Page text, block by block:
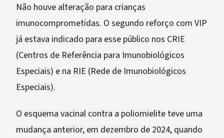
Não houve alteração para crianças
imunocomprometidas. O segundo reforço com VIP
já estava indicado para esse público nos CRIE
(Centros de Referência para Imunobiológicos
Especiais) e na RIE (Rede de Imunobiológicos
Especiais).
O esquema vacinal contra a poliomielite teve uma
mudança anterior, em dezembro de 2024, quando